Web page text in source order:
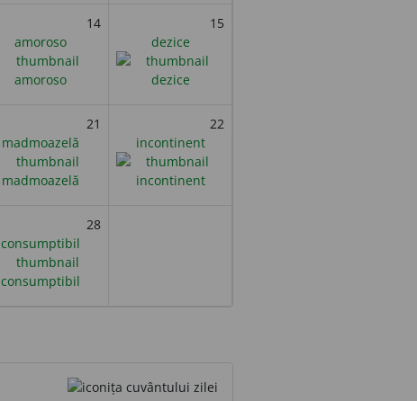
14
amoroso
15
dezice
21
madmoazelă
22
incontinent
28
consumptibil